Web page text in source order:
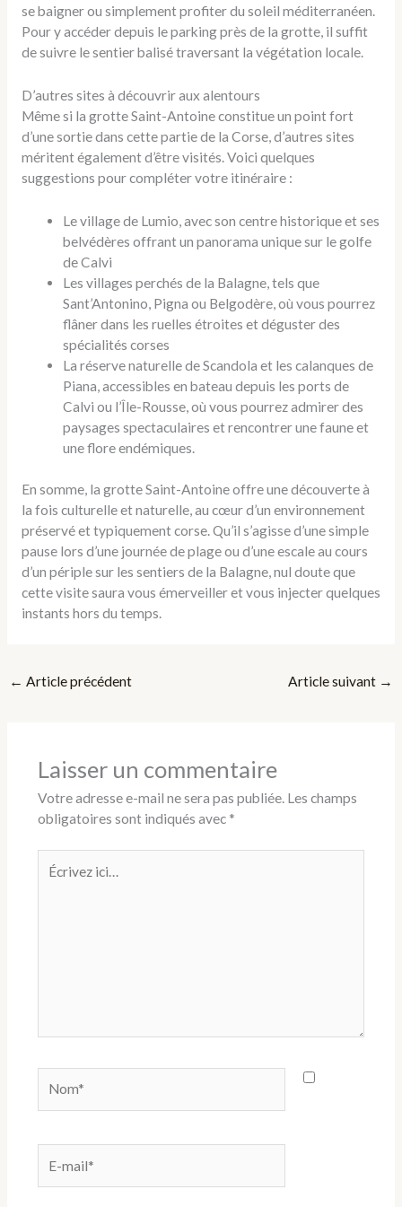
se baigner ou simplement profiter du soleil méditerranéen.
Pour y accéder depuis le parking près de la grotte, il suffit
de suivre le sentier balisé traversant la végétation locale.
D’autres sites à découvrir aux alentours
Même si la grotte Saint-Antoine constitue un point fort
d’une sortie dans cette partie de la Corse, d’autres sites
méritent également d’être visités. Voici quelques
suggestions pour compléter votre itinéraire :
Le village de Lumio, avec son centre historique et ses
belvédères offrant un panorama unique sur le golfe
de Calvi
Les villages perchés de la Balagne, tels que
Sant’Antonino, Pigna ou Belgodère, où vous pourrez
flâner dans les ruelles étroites et déguster des
spécialités corses
La réserve naturelle de Scandola et les calanques de
Piana, accessibles en bateau depuis les ports de
Calvi ou l’Île-Rousse, où vous pourrez admirer des
paysages spectaculaires et rencontrer une faune et
une flore endémiques.
En somme, la grotte Saint-Antoine offre une découverte à
la fois culturelle et naturelle, au cœur d’un environnement
préservé et typiquement corse. Qu’il s’agisse d’une simple
pause lors d’une journée de plage ou d’une escale au cours
d’un périple sur les sentiers de la Balagne, nul doute que
cette visite saura vous émerveiller et vous injecter quelques
instants hors du temps.
← Article précédent Article suivant →
Laisser un commentaire
Votre adresse e-mail ne sera pas publiée. Les champs
obligatoires sont indiqués avec *
ici…
mail*